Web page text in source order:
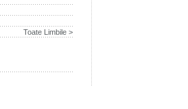
Toate Limbile >